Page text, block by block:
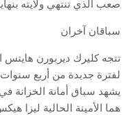
صعب الذي تنتهي ولايته بنهاية
سباقان آخران
تتجه كليرك ديربورن هايتس
لفترة جديدة من أربع
يشهد سباق أمانة الخزانة
هما الأمينة الحالية ليزا